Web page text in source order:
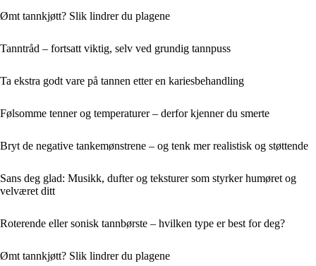
Ømt tannkjøtt? Slik lindrer du plagene
Tanntråd – fortsatt viktig, selv ved grundig tannpuss
Ta ekstra godt vare på tannen etter en kariesbehandling
Følsomme tenner og temperaturer – derfor kjenner du smerte
Bryt de negative tankemønstrene – og tenk mer realistisk og støttende
Sans deg glad: Musikk, dufter og teksturer som styrker humøret og
velværet ditt
Roterende eller sonisk tannbørste – hvilken type er best for deg?
Ømt tannkjøtt? Slik lindrer du plagene